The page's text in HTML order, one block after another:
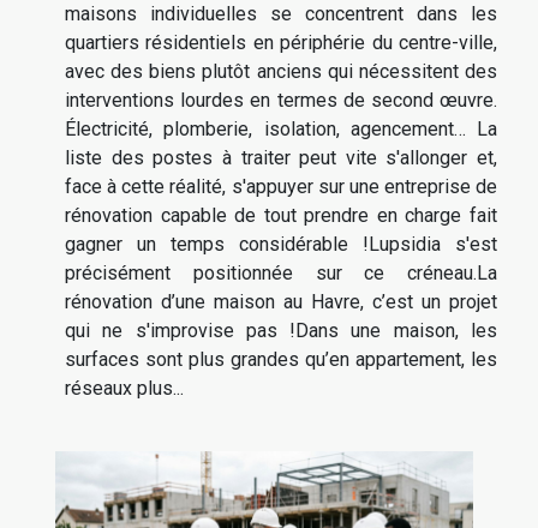
maisons individuelles se concentrent dans les
quartiers résidentiels en périphérie du centre-ville,
avec des biens plutôt anciens qui nécessitent des
interventions lourdes en termes de second œuvre.
Électricité, plomberie, isolation, agencement… La
liste des postes à traiter peut vite s'allonger et,
face à cette réalité, s'appuyer sur une entreprise de
rénovation capable de tout prendre en charge fait
gagner un temps considérable !Lupsidia s'est
précisément positionnée sur ce créneau.La
rénovation d’une maison au Havre, c’est un projet
qui ne s'improvise pas !Dans une maison, les
surfaces sont plus grandes qu’en appartement, les
réseaux plus...